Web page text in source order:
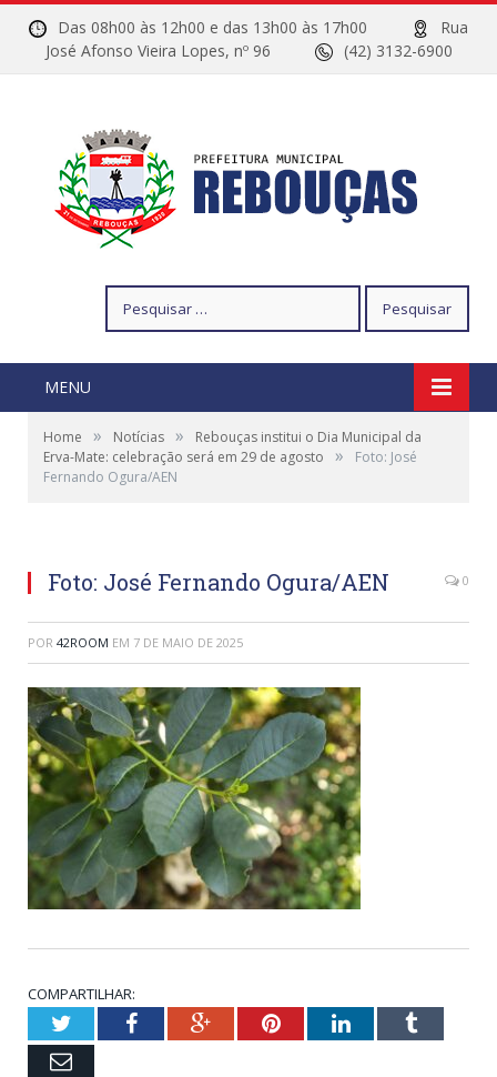
Das 08h00 às 12h00 e das 13h00 às 17h00
Rua
José Afonso Vieira Lopes, nº 96
(42) 3132-6900
por:
MENU
Home » Notícias »
Rebouças institui o Dia Municipal da
Erva-Mate: celebração será em 29 de agosto
»
Foto: José
Fernando Ogura/AEN
Foto: José Fernando Ogura/AEN 0
POR 42ROOM EM 7 DE MAIO DE 2025
COMPARTILHAR:
TwitterFacebookGoogle+PinterestLinkedInTumblr
Email